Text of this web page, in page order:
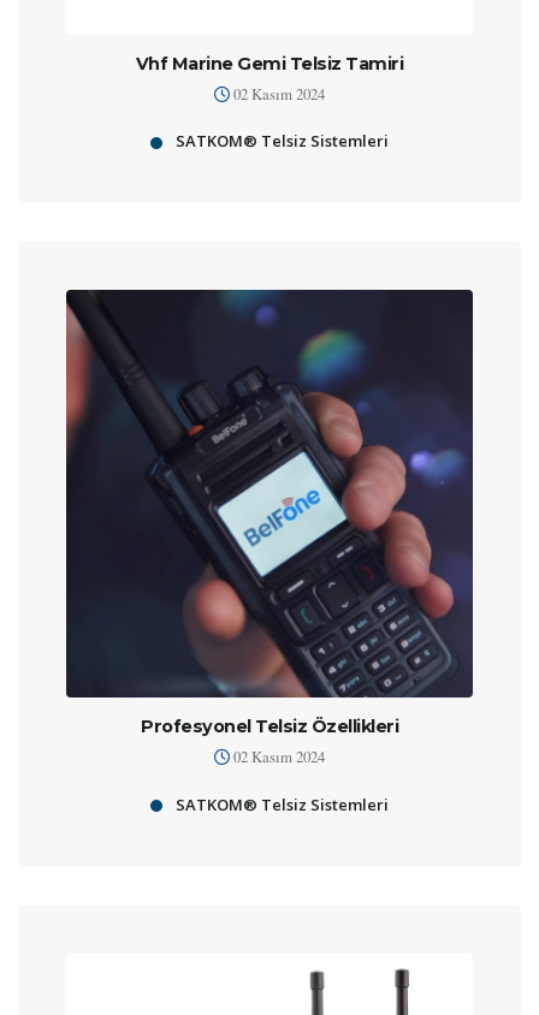
Vhf Marine Gemi Telsiz Tamiri
02 Kasım 2024
SATKOM® Telsiz Sistemleri
Profesyonel Telsiz Özellikleri
02 Kasım 2024
SATKOM® Telsiz Sistemleri